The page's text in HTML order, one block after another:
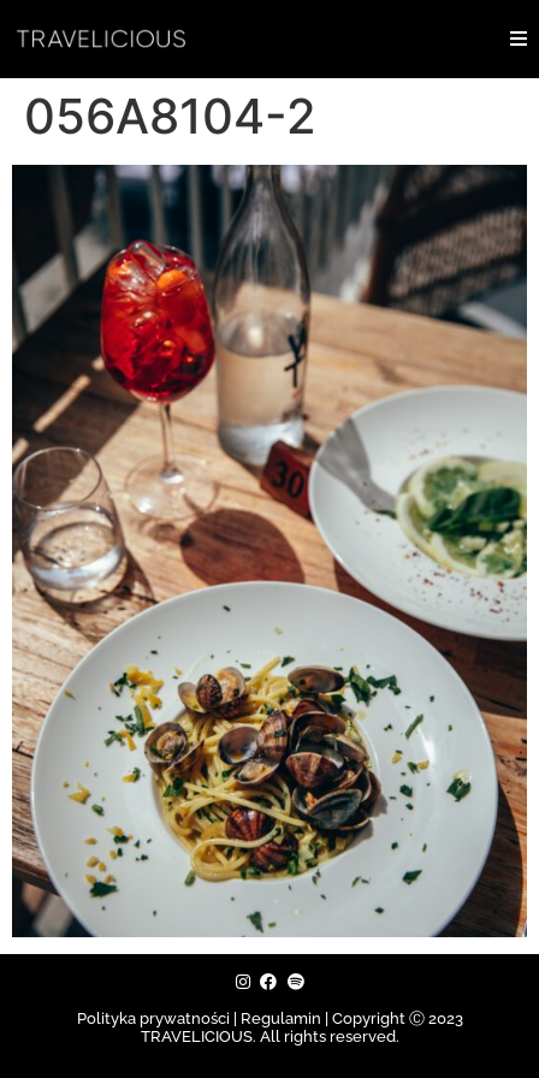
056A8104-2
Polityka prywatności | Regulamin |
Copyright Ⓒ 2023
TRAVELICIOUS. All rights reserved.